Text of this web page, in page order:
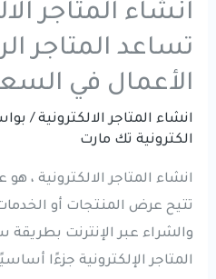
انشاء المتاجر
تساعد المتاجر
الأعمال في
انشاء المتاجر الالكترونية /
الكترونية تك مارت
انشاء المتاجر الالكترونية ،
تتيح عرض المنتجات أو
والشراء عبر الإنترنت
المتاجر الإلكترونية جزءًا